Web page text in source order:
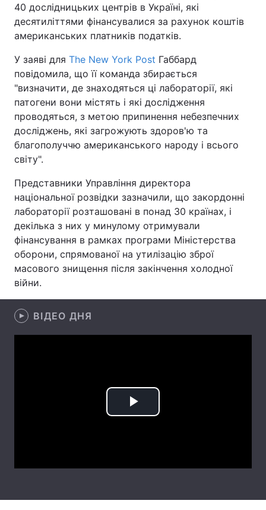
Економіка Світ
Спорт Наука
Техно і зв'язок Лайт
Зброя Інциденти
Туризм
Цікавинки Погода
Екологія
Лонгріди
Відео з Youtube Статті
Інтерв'ю Думки
Контакти
40 дослідницьких центрів в Україні, які
десятиліттями фінансувалися за рахунок коштів
американських платників податків.
У заяві для The New York Post Габбард
повідомила, що її команда збирається
"визначити, де знаходяться ці лабораторії, які
патогени вони містять і які дослідження
проводяться, з метою припинення небезпечних
досліджень, які загрожують здоров'ю та
благополуччю американського народу і всього
світу".
Представники Управління директора
національної розвідки зазначили, що закордонні
лабораторії розташовані в понад 30 країнах, і
декілька з них у минулому отримували
фінансування в рамках програми Міністерства
оборони, спрямованої на утилізацію зброї
масового знищення після закінчення холодної
війни.
ВІДЕО ДНЯ
Play